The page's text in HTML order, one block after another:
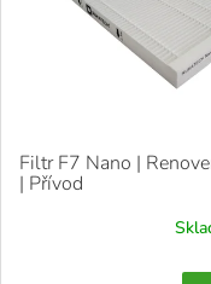
Filtr F7 Nano |
| Přívod